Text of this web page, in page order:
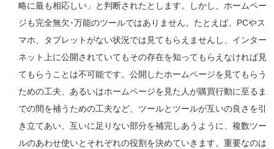
略に最も相応しい」と判断されたとします。しかし、ホームペー
ジも完全無欠･万能のツールではありません。たとえば、PCやス
マホ、タブレットがない状況では見てもらえませんし、インター
ネット上に公開されていてもその存在を知ってもらえなければ見
てもらうことは不可能です。公開したホームページを見てもらう
ための工夫、あるいはホームページを見た人が購買行動に至るま
での間を補うための工夫など、ツールとツールが互いの良さを引
き立てあい、互いに足りない部分を補完しあうように、複数ツー
ルのあわせ使いとそれぞれの役割を決めていきます。重要なのは